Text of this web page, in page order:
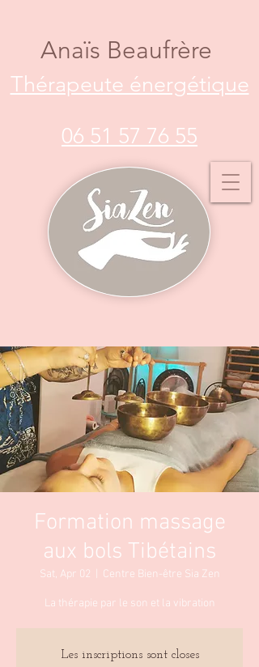
Anaïs Beaufrère
Thérapeute énergétique
06 51 57 76 55
Formation massage
aux bols Tibétains
Sat, Apr 02 Centre Bien-être Sia Zen
La thérapie par le son et la vibration
Les inscriptions sont closes